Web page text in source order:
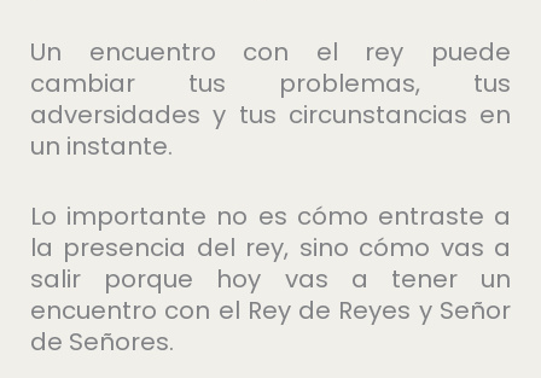
Un encuentro con el rey puede
cambiar tus problemas, tus
adversidades y tus circunstancias en
un instante.
Lo importante no es cómo entraste a
la presencia del rey, sino cómo vas a
salir porque hoy vas a tener un
encuentro con el Rey de Reyes y Señor
de Señores.